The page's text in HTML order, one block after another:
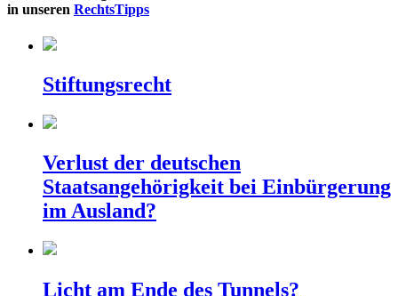
in unseren RechtsTipps
Stiftungsrecht
Verlust der deutschen
Staatsangehörigkeit bei Einbürgerung
im Ausland?
Licht am Ende des Tunnels?